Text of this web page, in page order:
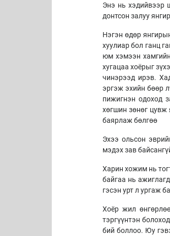
Энэ нь хэдийвээр
донтсон залуу
Нэгэн өдөр
хуулиар бол ганц
юм хэмээн
хугацаа хоёрыг
чинэрээд ирэв.
эргэж эхийн бөөр
пижигнэн одоход
хөгшин зөнөг цувж
баярлаж бөлгөө
Эхээ ольсон
мэдэх зав
Харин хожим нь
байгаа нь
гэсэн урт л ургаж
Хоёр жил
тэргүүнтэн
бий боллоо. Юу